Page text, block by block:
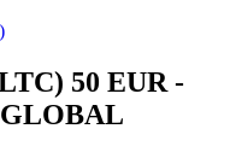
50 EUR -